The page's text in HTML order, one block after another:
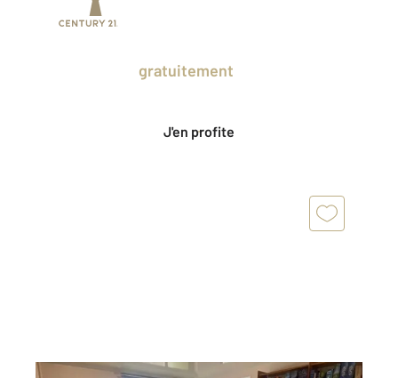
gratuitement
J'en profite